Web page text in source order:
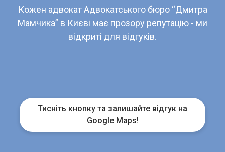
Кожен адвокат Адвокатського бюро “Дмитра
Мамчика” в Києві має прозору репутацію - ми
відкриті для відгуків.
Тисніть кнопку та залишайте відгук на
Google Maps!